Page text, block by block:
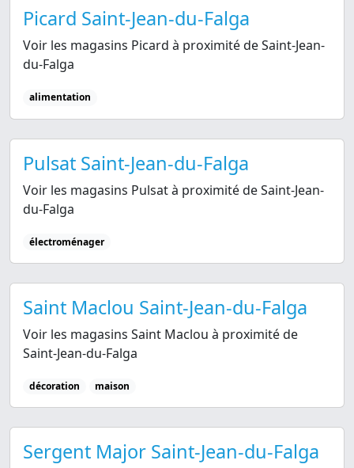
Picard Saint-Jean-du-Falga
Voir les magasins Picard à proximité de Saint-Jean-
du-Falga
alimentation
Pulsat Saint-Jean-du-Falga
Voir les magasins Pulsat à proximité de Saint-Jean-
du-Falga
électroménager
Saint Maclou Saint-Jean-du-Falga
Voir les magasins Saint Maclou à proximité de
Saint-Jean-du-Falga
décoration maison
Sergent Major Saint-Jean-du-Falga